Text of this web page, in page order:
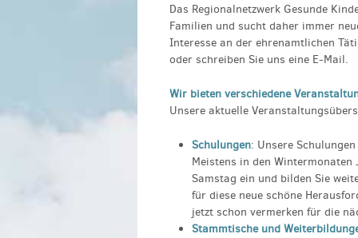
Das Regionalnetzwerk Gesunde
Familien und sucht daher immer
Interesse an der ehrenamtlichen
oder schreiben Sie uns eine E-Mail.
Wir bieten verschiedene
Unsere aktuelle
Schulungen: Unsere
Meistens in den
Samstag ein und bilden Sie
für diese neue schöne
jetzt schon vermerken für die
Stammtische und